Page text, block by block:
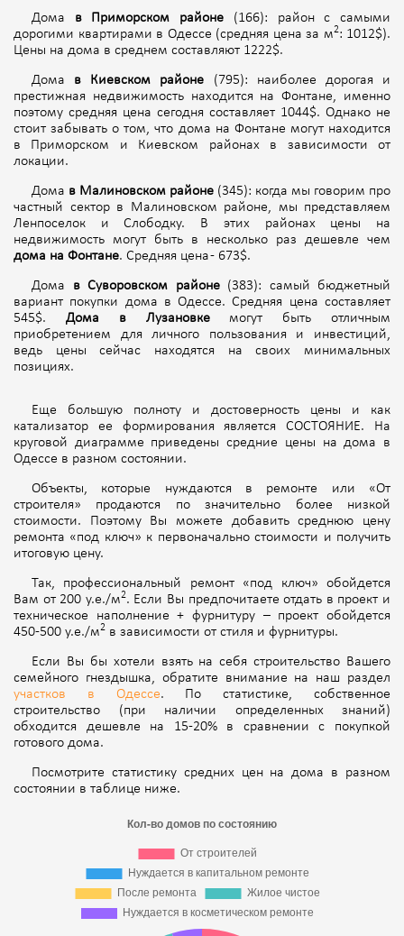
Дома в Приморском районе (166): район с самыми
дорогими квартирами в Одессе (средняя цена за м2: 1012$).
Цены на дома в среднем составляют 1222$.
Дома в Киевском районе (795): наиболее дорогая и
престижная недвижимость находится на Фонтане, именно
поэтому средняя цена сегодня составляет 1044$. Однако не
стоит забывать о том, что дома на Фонтане могут находится
в Приморском и Киевском районах в зависимости от
локации.
Дома в Малиновском районе (345): когда мы говорим про
частный сектор в Малиновском районе, мы представляем
Ленпоселок и Слободку. В этих районах цены на
недвижимость могут быть в несколько раз дешевле чем
дома на Фонтане. Средняя цена - 673$.
Дома в Суворовском районе (383): самый бюджетный
вариант покупки дома в Одессе. Средняя цена составляет
545$. Дома в Лузановкемогут быть отличным
приобретением для личного пользования и инвестиций,
ведь цены сейчас находятся на своих минимальных
позициях.
Еще большую полноту и достоверность цены и как
катализатор ее формирования является СОСТОЯНИЕ. На
круговой диаграмме приведены средние цены на дома в
Одессе в разном состоянии.
Объекты, которые нуждаются в ремонте или «От
строителя» продаются по значительно более низкой
стоимости. Поэтому Вы можете добавить среднюю цену
ремонта «под ключ» к первоначально стоимости и получить
итоговую цену.
Так, профессиональный ремонт «под ключ» обойдется
Вам от 200 у.е./м2. Если Вы предпочитаете отдать в проект и
техническое наполнение + фурнитуру – проект обойдется
450-500 у.е./м2 в зависимости от стиля и фурнитуры.
Если Вы бы хотели взять на себя строительство Вашего
семейного гнездышка, обратите внимание на наш раздел
участков в Одессе. По статистике, собственное
строительство (при наличии определенных знаний)
обходится дешевле на 15-20% в сравнении с покупкой
готового дома.
Посмотрите статистику средних цен на дома в разном
состоянии в таблице ниже.